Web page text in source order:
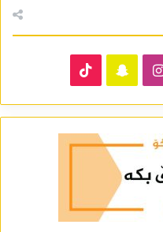
Instagram
Snapchat